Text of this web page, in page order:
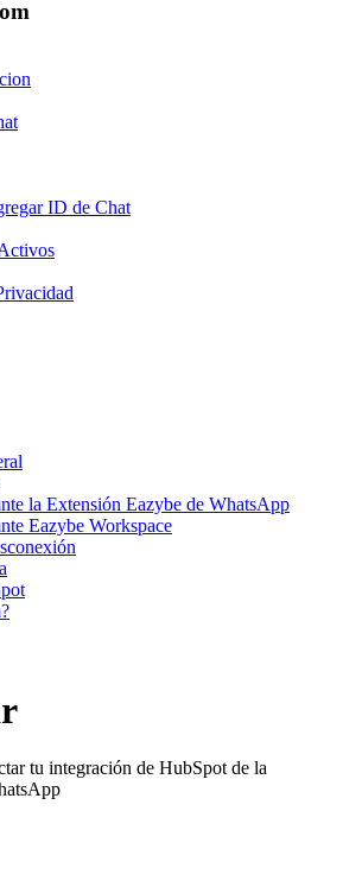
ID de Chat
la Extensión Eazybe de WhatsApp
Eazybe Workspace
tu integración de HubSpot de la